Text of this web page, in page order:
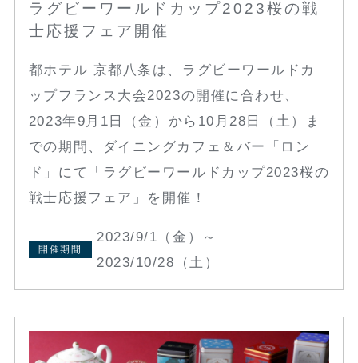
ラグビーワールドカップ2023桜の戦
士応援フェア開催
都ホテル 京都八条は、ラグビーワールドカ
ップフランス大会2023の開催に合わせ、
2023年9月1日（金）から10月28日（土）ま
での期間、ダイニングカフェ＆バー「ロン
ド」にて「ラグビーワールドカップ2023桜の
戦士応援フェア」を開催！
開催期間
2023/9/1（金）～
2023/10/28（土）